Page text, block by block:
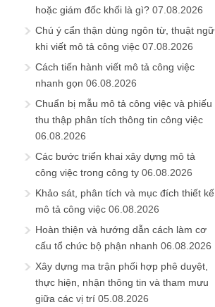
hoặc giám đốc khối là gì? 07.08.2026
Chú ý cẩn thận dùng ngôn từ, thuật ngữ
khi viết mô tả công việc 07.08.2026
Cách tiến hành viết mô tả công việc
nhanh gọn 06.08.2026
Chuẩn bị mẫu mô tả công việc và phiếu
thu thập phân tích thông tin công việc
06.08.2026
Các bước triển khai xây dựng mô tả
công việc trong công ty 06.08.2026
Khảo sát, phân tích và mục đích thiết kế
mô tả công việc 06.08.2026
Hoàn thiện và hướng dẫn cách làm cơ
cấu tổ chức bộ phận nhanh 06.08.2026
Xây dựng ma trận phối hợp phê duyệt,
thực hiện, nhận thông tin và tham mưu
giữa các vị trí 05.08.2026